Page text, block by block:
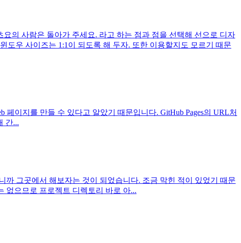
의 사람은 돌아가 주세요. 라고 하는 점과 점을 선택해 선으로 디자
도우 사이즈는 1:1이 되도록 해 두자. 또한 이용할지도 모르기 때문
이지를 만들 수 있다고 알았기 때문입니다. GitHub Pages의 URL처
간...
까 그곳에서 해보자는 것이 되었습니다. 조금 막힌 적이 있었기 때문
없으므로 프로젝트 디렉토리 바로 아...